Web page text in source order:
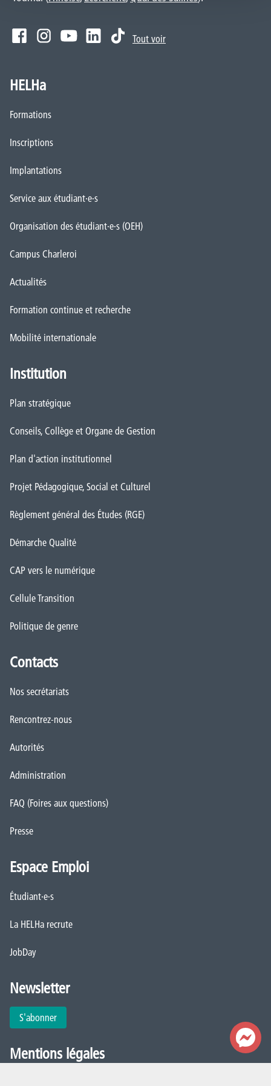
Tout voir
HELHa
Formations
Inscriptions
Implantations
Service aux étudiant·e·s
Organisation des étudiant·e·s (OEH)
Campus Charleroi
Actualités
Formation continue et recherche
Mobilité internationale
Institution
Plan stratégique
Conseils, Collège et Organe de Gestion
Plan d'action institutionnel
Projet Pédagogique, Social et Culturel
Règlement général des Études (RGE)
Démarche Qualité
CAP vers le numérique
Cellule Transition
Politique de genre
Contacts
Nos secrétariats
Rencontrez-nous
Autorités
Administration
FAQ (Foires aux questions)
Presse
Espace Emploi
Étudiant·e·s
La HELHa recrute
JobDay
Newsletter
S'abonner
Mentions légales